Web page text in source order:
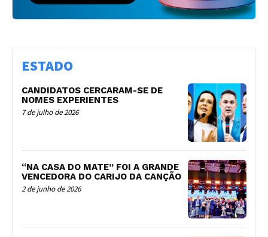
ESTADO
CANDIDATOS CERCARAM-SE DE
NOMES EXPERIENTES
7 de julho de 2026
“NA CASA DO MATE” FOI A GRANDE
VENCEDORA DO CARIJO DA CANÇÃO
2 de junho de 2026